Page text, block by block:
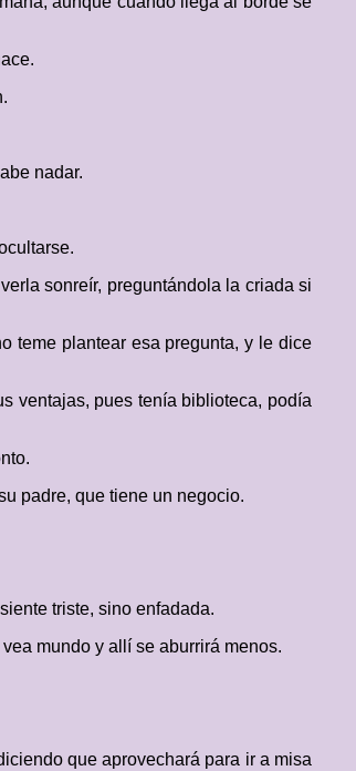
nadar.
sonreír, preguntándola la criada si
teme plantear esa pregunta, y le dice
ventajas, pues tenía biblioteca, podía
padre, que tiene un negocio.
triste, sino enfadada.
mundo y allí se aburrirá menos.
que aprovechará para ir a misa